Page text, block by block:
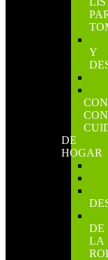
Y
DE
HOGAR
DE
LA